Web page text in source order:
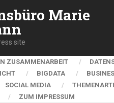
Marie
site
ZUSAMMENARBEIT
BIGDATA
SOCIAL MEDIA
ZUM IMPRESSUM